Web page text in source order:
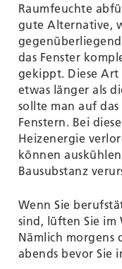
Raumfeuchte
gute Alternative,
das Fenster
gekippt. Diese
etwas länger als
sollte man auf das
Fenstern. Bei
Heizenergie
können
Bausubstanz
Wenn Sie
sind, lüften Sie
Nämlich morgens
abends bevor Sie